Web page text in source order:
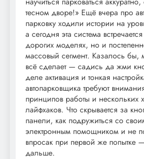
тесном дворе!» Ещё вчера про
парковку ходили истории на
а сегодня эта система
дорогих моделях, но и
массовый сегмент. Казалось
всё сделает — садись да жми
деле активация и тонкая
автопарковщика требуют
принципов работы и нескольких
лайфхаков. Что скрывается за
панели, как подружиться со
электронным помощником и не
впросак при первой же попытке
дальше.